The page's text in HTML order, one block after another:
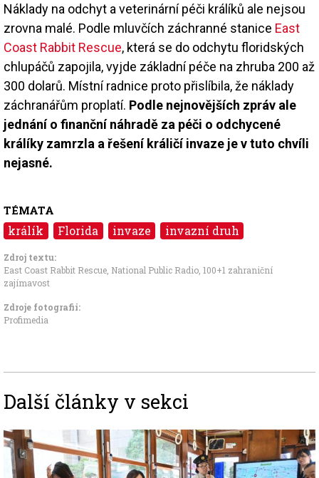
Náklady na odchyt a veterinární péči králíků ale nejsou
zrovna malé. Podle mluvčích záchranné stanice East
Coast Rabbit Rescue, která se do odchytu floridských
chlupáčů zapojila, vyjde základní péče na zhruba 200 až
300 dolarů. Místní radnice proto přislíbila, že náklady
záchranářům proplatí. Podle nejnovějších zpráv ale
jednání o finanční náhradě za péči o odchycené
králíky zamrzla a řešení králičí invaze je v tuto chvíli
nejasné.
TÉMATA
králík Florida invaze invazní druh
Zdroj textu:
East Coast Rabbit Rescue National Public Radio 100+1 zahraniční
zajímavost
Zdroje fotografii:
Profimedia
Další články v sekci
Image